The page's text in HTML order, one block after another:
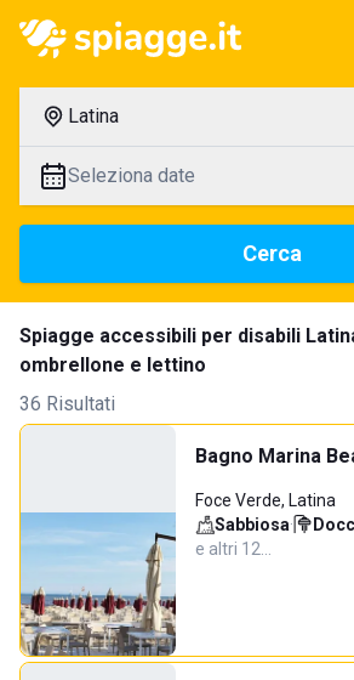
Latina
Seleziona date
Cerca
Spiagge accessibili per disabili
ombrellone e lettino
36 Risultati
Bagno Marina
Foce Verde, Latina
Sabbiosa·
e altri 12…